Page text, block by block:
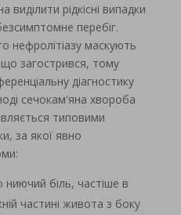
рідкісні випадки
перебіг.
нефролітіазу маскують
загострився, тому
діагностику
сечокам'яна хвороба
типовими
за якої явно
ниючий біль, частіше в
частині живота з боку